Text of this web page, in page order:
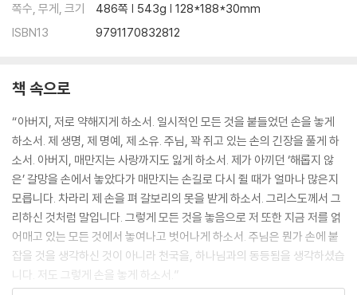
쪽수, 무게, 크기
486쪽 | 543g | 128*188*30mm
ISBN13
9791170832812
책 속으로
“아버지, 저로 약해지게 하소서. 일시적인 모든 것을 붙들었던 손을 놓게
하소서. 제 생명, 제 명예, 제 소유. 주님, 꽉 쥐고 있는 손의 긴장을 풀게 하
소서. 아버지, 매만지는 사랑까지도 잃게 하소서. 제가 아끼던 ‘해롭지 않
은’ 갈망을 손에서 놓았다가 매만지는 손길로 다시 쥘 때가 얼마나 많은지
모릅니다. 차라리 제 손을 펴 갈보리의 못을 받게 하소서. 그리스도께서 그
리하신 것처럼 말입니다. 그렇게 모든 것을 놓음으로 저 또한 지금 저를 얽
어매고 있는 모든 것에서 놓여나고 벗어나게 하소서. 주님은 뭔가 손에 붙
잡을 것을 생각하신 것이 아니라 천국을, 하나님과의 동등됨을 생각하셨습
니다. 저도 그렇게 손을 놓게 하소서.”